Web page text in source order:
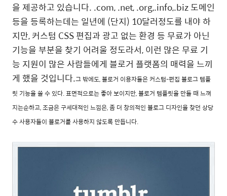
을 제공하고 있습니다. .com, .net, .org,.info,.biz 도메인
등을 등록하는데는 일년에 (단지) 10달러정도를 내야 하
지만, 커스텀 CSS 편집과 광고 없는 환경 등 무료가 아닌
기능을 부분을 찾기 어려울 정도라서, 이런 많은 무료 기
능 지원이 많은 사람들에게 블로거 플랫폼의 매력을 느끼
게 했을 것입니다.그 밖에도, 블로거 이용자들은 커스텀-편집 블로그 템플
릿 기능을 쓸 수 있다. 표면적으로는 좋아 보이지만, 블로거 템플릿을 만들 때 느껴
지는순하고, 조금은 구세대적인 느낌은, 좀 더 창의적인 블로그 디자인을 찾던 상당
수 사용자들이 블로거를 사용하지 않도록 만듭니다.